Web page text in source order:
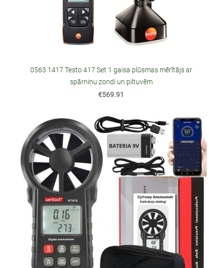
0563 1417 Testo 417 Set 1 gaisa plūsmas mērītājs ar
spārniņu zondi un piltuvēm
€569.91